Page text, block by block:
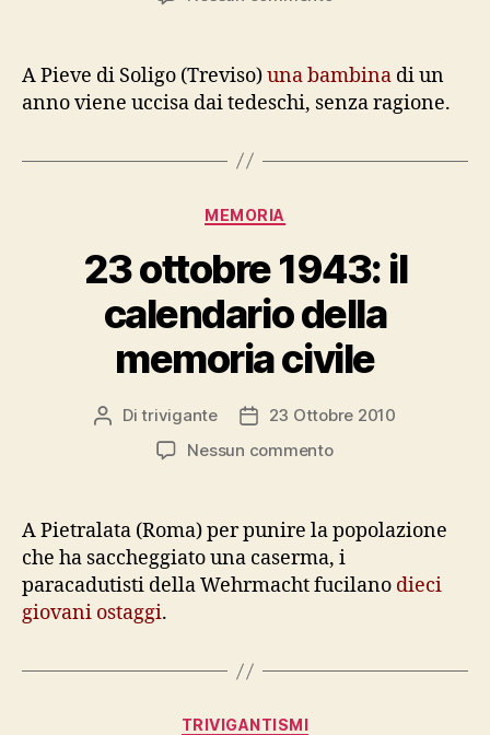
1944:
calendario
memoria
A Pieve di Soligo (Treviso)una bambina di un
anno viene uccisa dai tedeschi, senza ragione.
Categorie
MEMORIA
23 ottobre 1943: il
calendario della
memoria civile
Autore
articolo
Ditrivigante
Data
dell'articolo
23 Ottobre 2010
Nessun commentosu
1943:
il
calendario
della
A Pietralata (Roma) per punire la popolazione
che ha saccheggiato una caserma, i
paracadutisti della Wehrmacht fucilano dieci
giovani ostaggi.
Categorie
TRIVIGANTISMI